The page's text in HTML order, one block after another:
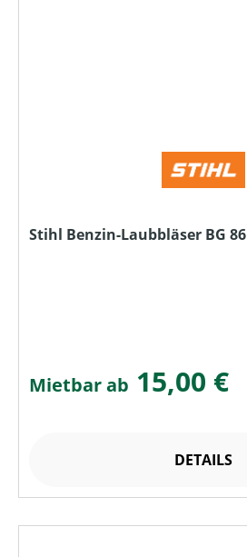
Stihl Benzin-Laubbläser BG 86
Mietbar ab 15,00 €
DETAILS